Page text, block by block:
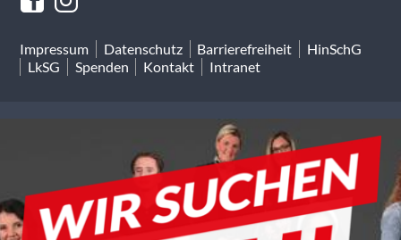
Impressum Datenschutz Barrierefreiheit
HinSchG
LkSG
Spenden Kontakt Intranet